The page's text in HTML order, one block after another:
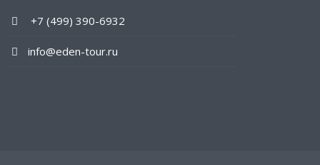
+7 (499) 390-6932
info@eden-tour.ru